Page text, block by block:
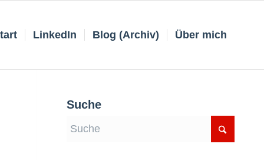
LinkedIn Blog (Archiv) Über mich
Suche